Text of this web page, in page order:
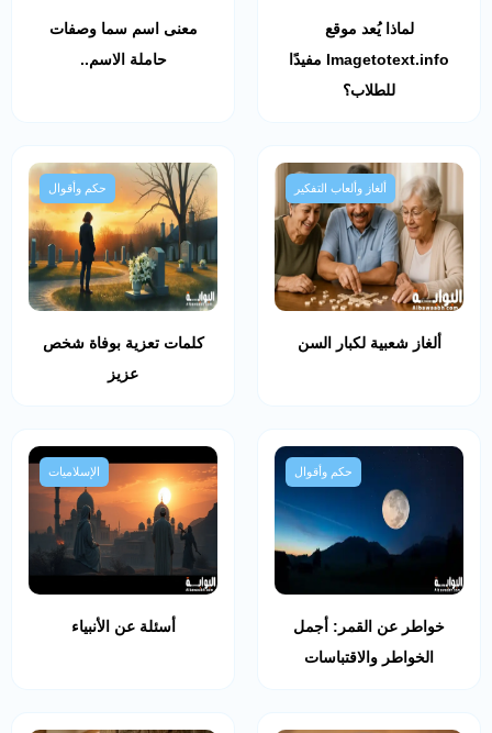
لماذا يُعد موقع
Imagetotext.info مفيدًا
للطلاب؟
معنى اسم سما وصفات
حاملة الاسم..
ألغاز وألعاب التفكير
ألغاز شعبية لكبار السن
حكم وأقوال
كلمات تعزية بوفاة شخص
عزيز
حكم وأقوال
خواطر عن القمر: أجمل
الخواطر والاقتباسات
الإسلاميات
أسئلة عن الأنبياء